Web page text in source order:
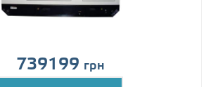
739199 грн